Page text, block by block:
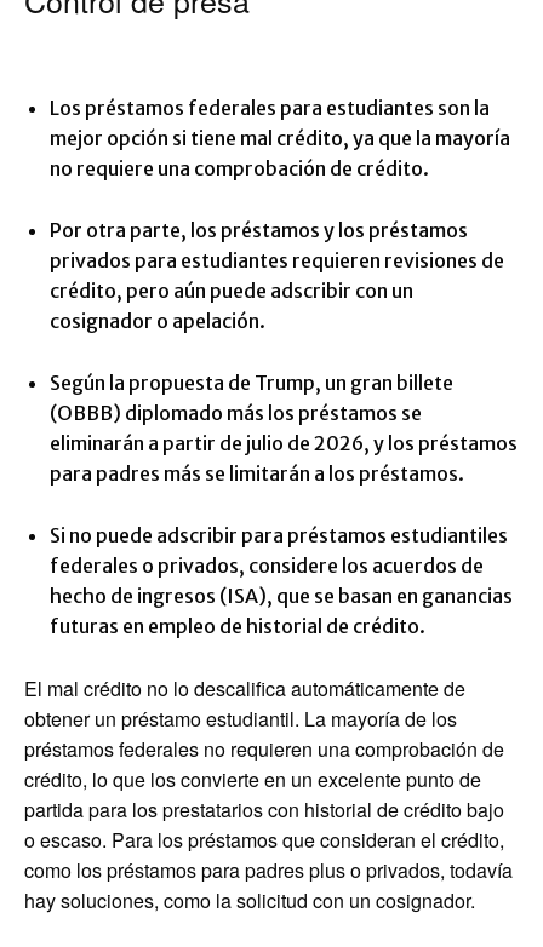
Los préstamos federales para estudiantes son la
mejor opción si tiene mal crédito, ya que la mayoría
no requiere una comprobación de crédito.
Por otra parte, los préstamos y los préstamos
privados para estudiantes requieren revisiones de
crédito, pero aún puede adscribir con un
cosignador o apelación.
Según la propuesta de Trump, un gran billete
(OBBB) diplomado más los préstamos se
eliminarán a partir de julio de 2026, y los préstamos
para padres más se limitarán a los préstamos.
Si no puede adscribir para préstamos estudiantiles
federales o privados, considere los acuerdos de
hecho de ingresos (ISA), que se basan en ganancias
futuras en empleo de historial de crédito.
El mal crédito no lo descalifica automáticamente de
obtener un préstamo estudiantil. La mayoría de los
préstamos federales no requieren una comprobación de
crédito, lo que los convierte en un excelente punto de
partida para los prestatarios con historial de crédito bajo
o escaso. Para los préstamos que consideran el crédito,
como los préstamos para padres plus o privados, todavía
hay soluciones, como la solicitud con un cosignador.